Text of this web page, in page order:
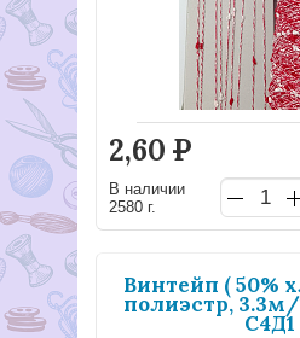
2,60 Р
В наличии
2580 г.
Винтейп ( 50%
полиэстр,
С4Д1